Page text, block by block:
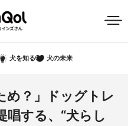
犬を知る 犬の未来
め？」ドッグトレ
唱する、“犬らし